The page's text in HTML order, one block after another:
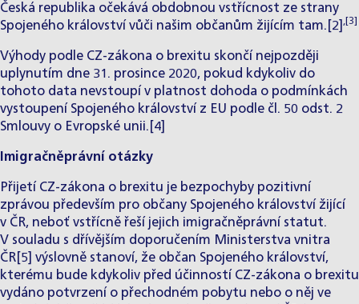
Česká republika očekává obdobnou vstřícnost ze strany
Spojeného království vůči našim občanům žijícím tam. [2] , [3]
Výhody podle CZ-zákona o brexitu skončí nejpozději
uplynutím dne 31. prosince 2020, pokud kdykoliv do
tohoto data nevstoupí v platnost dohoda o podmínkách
vystoupení Spojeného království z EU podle čl. 50 odst. 2
Smlouvy o Evropské unii. [4]
Imigračněprávní otázky
Přijetí CZ-zákona o brexitu je bezpochyby pozitivní
zprávou především pro občany Spojeného království žijící
v ČR, neboť vstřícně řeší jejich imigračněprávní statut.
V souladu s dřívějším doporučením Ministerstva vnitra
ČR [5] výslovně stanoví, že občan Spojeného království,
kterému bude kdykoliv před účinností CZ-zákona o brexitu
vydáno potvrzení o přechodném pobytu nebo o něj ve